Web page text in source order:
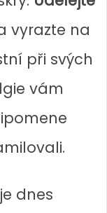
vyrazte na
při svých
vám
dnes